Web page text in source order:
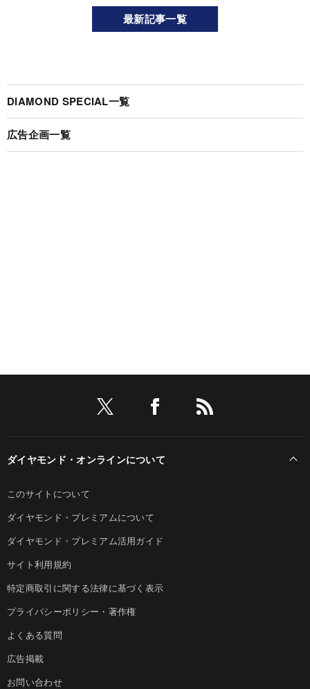
最新記事一覧
DIAMOND SPECIAL一覧
広告企画一覧
ダイヤモンド・オンラインについて
このサイトについて
ダイヤモンド・プレミアムについて
ダイヤモンド・プレミアム活用ガイド
サイト利用規約
特定商取引に関する法律に基づく表示
プライバシーポリシー・著作権
よくある質問
広告掲載
お問い合わせ